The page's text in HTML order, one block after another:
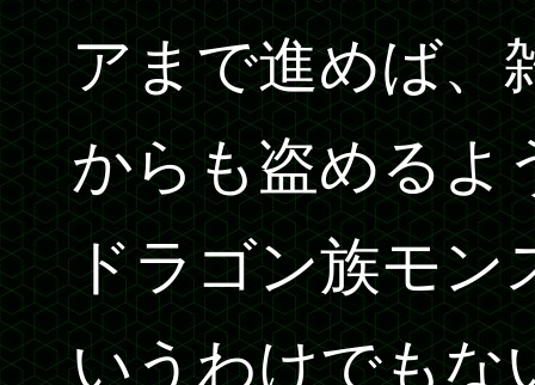
アまで進めば、
からも盗めるよ
ドラゴン族モン
いうわけでもな